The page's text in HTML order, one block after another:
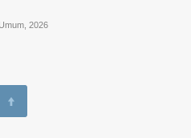
2026